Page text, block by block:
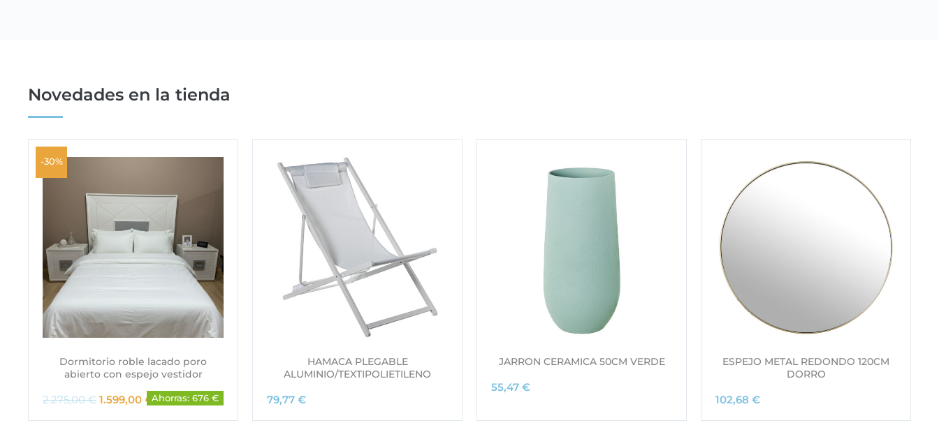
Novedades en la tienda
-30%
Dormitorio roble lacado poro
abierto con espejo vestidor
2.275,00€ E
1.599,00 €E
Ahorras: 676 €
HAMACA PLEGABLE
ALUMINIO/TEXTIPOLIETILENO
79,77 €
JARRON CERAMICA 50CM VERDE
55,47 €
ESPEJO METAL REDONDO 120CM
DORRO
102,68 €